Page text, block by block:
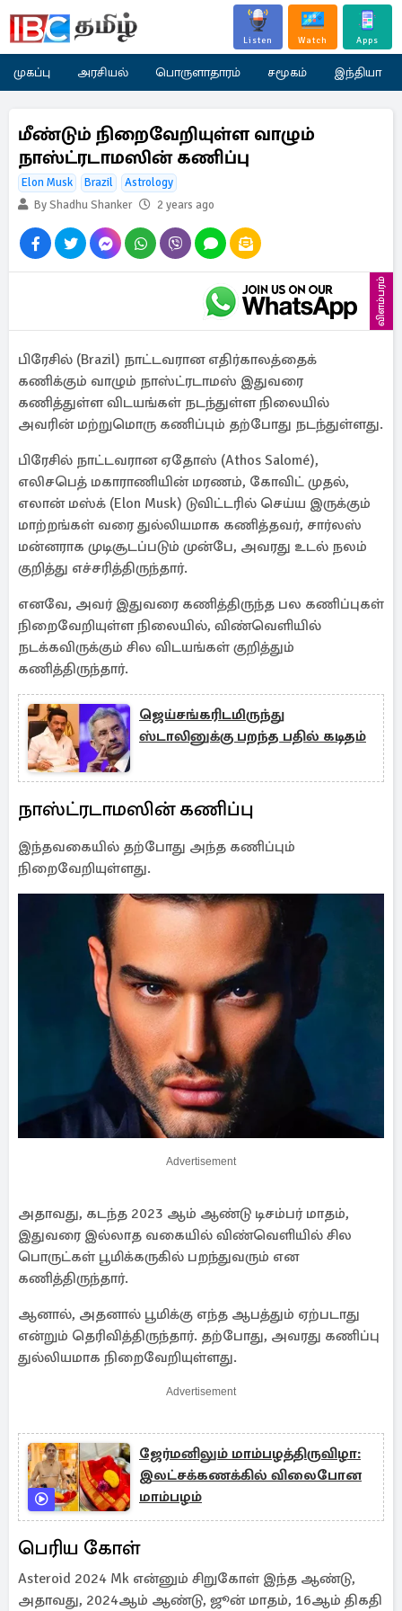
Listen Watch Apps
முகப்பு அரசியல் பொருளாதாரம் சமூகம் இந்தியா
மீண்டும் நிறைவேறியுள்ள வாழும்
நாஸ்ட்ரடாமஸின் கணிப்பு
Elon Musk Brazil
Astrology
By Shadhu Shanker
2 years ago
விளம்பரம்
பிரேசில் (Brazil) நாட்டவரான எதிர்காலத்தைக்
கணிக்கும் வாழும் நாஸ்ட்ரடாமஸ் இதுவரை
கணித்துள்ள விடயங்கள் நடந்துள்ள நிலையில்
அவரின் மற்றுமொரு கணிப்பும் தற்போது நடந்துள்ளது.
பிரேசில் நாட்டவரான ஏதோஸ் (Athos Salomé),
எலிசபெத் மகாராணியின் மரணம், கோவிட் முதல்,
எலான் மஸ்க் (Elon Musk) டுவிட்டரில் செய்ய இருக்கும்
மாற்றங்கள் வரை துல்லியமாக கணித்தவர், சார்லஸ்
மன்னராக முடிசூடப்படும் முன்பே, அவரது உடல் நலம்
குறித்து எச்சரித்திருந்தார்.
எனவே, அவர் இதுவரை கணித்திருந்த பல கணிப்புகள்
நிறைவேறியுள்ள நிலையில், விண்வெளியில்
நடக்கவிருக்கும் சில விடயங்கள் குறித்தும்
கணித்திருந்தார்.
ஜெய்சங்கரிடமிருந்து
ஸ்டாலினுக்கு பறந்த பதில் கடிதம்
நாஸ்ட்ரடாமஸின் கணிப்பு
இந்தவகையில் தற்போது அந்த கணிப்பும்
நிறைவேறியுள்ளது.
Advertisement
அதாவது, கடந்த 2023 ஆம் ஆண்டு டிசம்பர் மாதம்,
இதுவரை இல்லாத வகையில் விண்வெளியில் சில
பொருட்கள் பூமிக்கருகில் பறந்துவரும் என
கணித்திருந்தார்.
ஆனால், அதனால் பூமிக்கு எந்த ஆபத்தும் ஏற்படாது
என்றும் தெரிவித்திருந்தார். தற்போது, அவரது கணிப்பு
துல்லியமாக நிறைவேறியுள்ளது.
Advertisement
ஜேர்மனிலும் மாம்பழத்திருவிழா:
இலட்சக்கணக்கில் விலைபோன
மாம்பழம்
பெரிய கோள்
Asteroid 2024 Mk என்னும் சிறுகோள் இந்த ஆண்டு,
அதாவது, 2024ஆம் ஆண்டு, ஜூன் மாதம், 16ஆம் திகதி